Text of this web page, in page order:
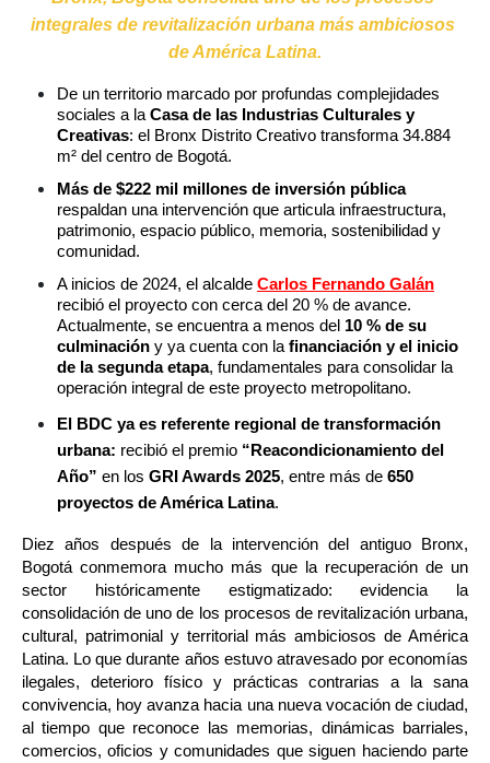
integrales de revitalización urbana más ambiciosos
de América Latina.
De un territorio marcado por profundas complejidades
sociales a la Casa de las Industrias Culturales y
Creativas: el Bronx Distrito Creativo transforma 34.884
m² del centro de Bogotá.
Más de $222 mil millones de inversión pública
respaldan una intervención que articula infraestructura,
patrimonio, espacio público, memoria, sostenibilidad y
comunidad.
A inicios de 2024, el alcalde Carlos Fernando Galán
recibió el proyecto con cerca del 20 % de avance.
Actualmente, se encuentra a menos del 10 % de su
culminación y ya cuenta con la financiación y el inicio
de la segunda etapa, fundamentales para consolidar la
operación integral de este proyecto metropolitano.
El BDC ya es referente regional de transformación
urbana: recibió el premio “Reacondicionamiento del
Año” en los GRI Awards 2025, entre más de 650
proyectos de América Latina.
Diez años después de la intervención del antiguo Bronx,
Bogotá conmemora mucho más que la recuperación de un
sector históricamente estigmatizado: evidencia la
consolidación de uno de los procesos de revitalización urbana,
cultural, patrimonial y territorial más ambiciosos de América
Latina. Lo que durante años estuvo atravesado por economías
ilegales, deterioro físico y prácticas contrarias a la sana
convivencia, hoy avanza hacia una nueva vocación de ciudad,
al tiempo que reconoce las memorias, dinámicas barriales,
comercios, oficios y comunidades que siguen haciendo parte